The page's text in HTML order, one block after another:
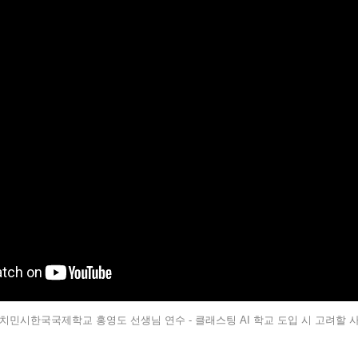
민시한국국제학교 홍영도 선생님 연수 - 클래스팅 AI 학교 도입 시 고려할